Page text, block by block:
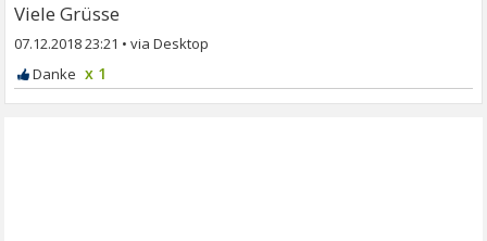
Viele Grüsse
07.12.2018 23:21 •
x 1